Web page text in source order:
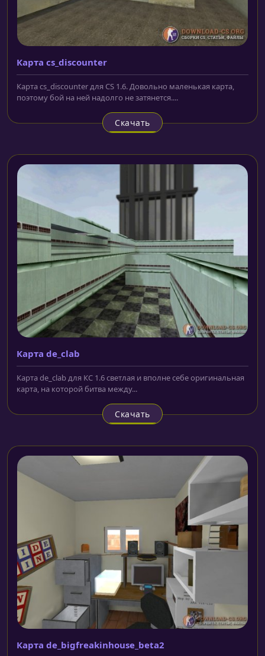
Карта cs_discounter
Карта cs_discounter для CS 1.6. Довольно маленькая карта,
поэтому бой на ней надолго не затянется....
Скачать
Карта de_clab
Карта de_clab для КС 1.6 светлая и вполне себе оригинальная
карта, на которой битва между...
Скачать
Карта de_bigfreakinhouse_beta2